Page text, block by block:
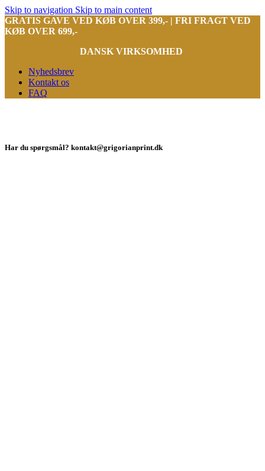
Skip to navigation Skip to main content
GRATIS GAVE VED KØB OVER 399,- | FRI FRAGT VED
KØB OVER 699,-
DANSK VIRKSOMHED
Nyhedsbrev
Kontakt os
FAQ
Har du spørgsmål? kontakt@grigorianprint.dk